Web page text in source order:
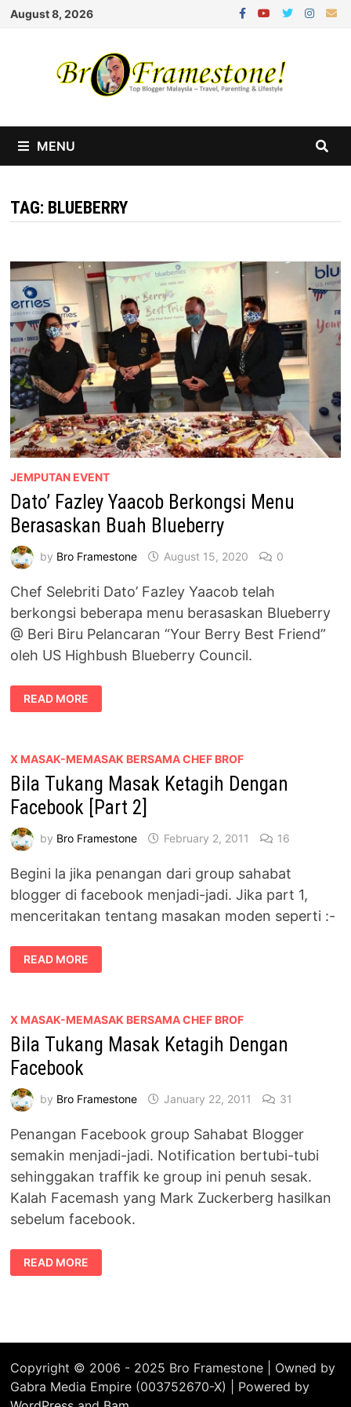
Skip
August 8, 2026
MENU
TAG: BLUEBERRY
JEMPUTAN EVENT
Dato’ Fazley Yaacob Berkongsi Menu
Berasaskan Buah Blueberry
by Bro Framestone August 15, 2020 0
Chef Selebriti Dato’ Fazley Yaacob telah
berkongsi beberapa menu berasaskan Blueberry
@ Beri Biru Pelancaran “Your Berry Best Friend”
oleh US Highbush Blueberry Council.
DATO’
FAZLEY
YAACOB
BUAH
READ MORE
X MASAK-MEMASAK BERSAMA CHEF BROF
Bila Tukang Masak Ketagih Dengan
Facebook [Part 2]
by Bro Framestone February 2, 2011 16
Begini la jika penangan dari group sahabat
blogger di facebook menjadi-jadi. Jika part 1,
menceritakan tentang masakan moden seperti :-
BILA
TUKANG
MASAK
[PART
READ MORE
X MASAK-MEMASAK BERSAMA CHEF BROF
Bila Tukang Masak Ketagih Dengan
Facebook
by Bro Framestone January 22, 2011 31
Penangan Facebook group Sahabat Blogger
semakin menjadi-jadi. Notification bertubi-tubi
sehinggakan traffik ke group ini penuh sesak.
Kalah Facemash yang Mark Zuckerberg hasilkan
sebelum facebook.
BILA
TUKANG
MASAK
READ MORE
Copyright © 2006 - 2025 Bro Framestone | Owned by
Gabra Media Empire (003752670-X) | Powered by